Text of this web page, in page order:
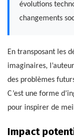
évolutions
changements
En transposant les
imaginaires,
des problèmes
C’est une forme
pour inspirer de
Impact